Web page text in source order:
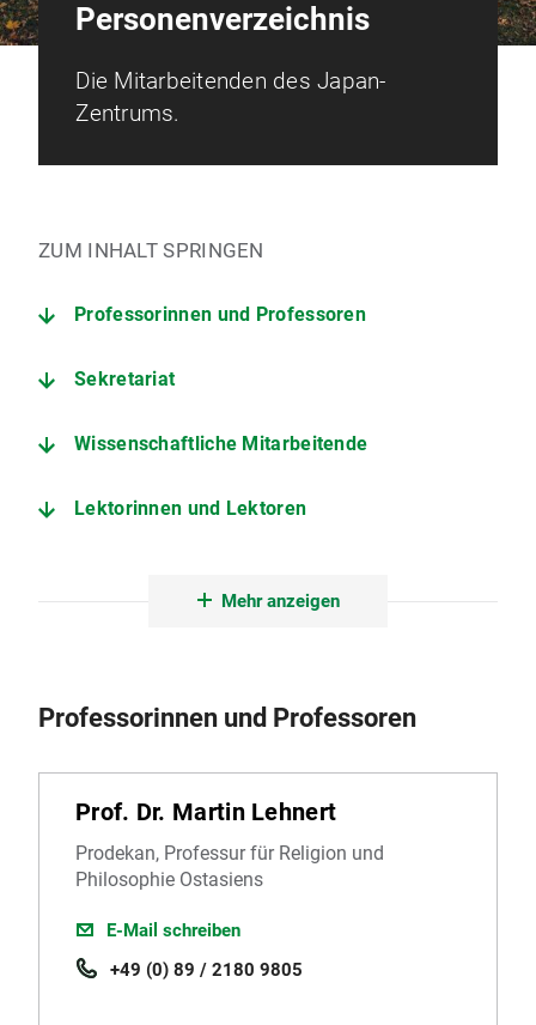
Personenverzeichnis
Die Mitarbeitenden des Japan-
Zentrums.
ZUM INHALT SPRINGEN
Professorinnen und Professoren
Sekretariat
Wissenschaftliche Mitarbeitende
Lektorinnen und Lektoren
Mehr anzeigen
Professorinnen und Professoren
Prof. Dr. Martin Lehnert
Prodekan, Professur für Religion und
Philosophie Ostasiens
E-Mail schreiben
+49 (0) 89 / 2180 9805